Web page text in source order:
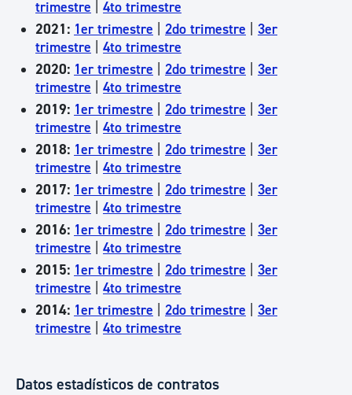
trimestre
4to trimestre
2021: 1er trimestre 2do trimestre
3er
trimestre
4to trimestre
2020: 1er trimestre 2do trimestre
3er
trimestre
4to trimestre
2019: 1er trimestre 2do​ trimestre
3er
trimestre
4to trimestre
2018: 1er trimestre 2do​ trimestre
3er
trimestre
4to trimestre
2017: 1er trimestre 2do​ trimestre
3er
trimestre
4to trimestre
2016: 1er trimestre 2do trimestre
3er
trimestre
4to trimestre
2015: 1er trimestre 2do trimestre
3er
trimestre
4to trimestre
2014: 1er trimestre 2do trimestre
3er
trimestre
4to trimestre
Datos estadísticos de contratos